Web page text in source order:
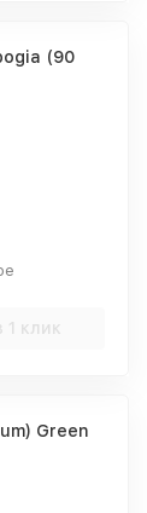
(90
1 клик
Green